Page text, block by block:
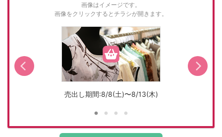
画像はイメージです。
画像をクリックするとチラシが開きます。
売出し期間:8/8(土)〜8/13(木)